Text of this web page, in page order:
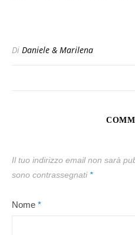
Di Daniele & Marilena
Il tuo indirizzo email non sarà
sono contrassegnati *
Nome *